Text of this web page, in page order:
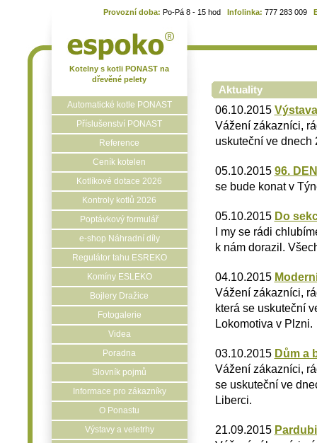
Provozní doba: Po-Pá 8 - 15 hod Infolinka: 777 283 009
Kotelny s kotli PONAST na
dřevěné pelety
Automatické kotle PONAST
Příslušenství PONAST
Reference
Ceník kotelen
Kotlíkové dotace 2026
Kontroly kotlů 2026
Poptávkový formulář
e-shop Náhradní díly
Regulátor tahu ESREKO
Komíny ESLEKO
Bojlery Dražice
Fotogalerie
Videa
Poradna
Slovník pojmů
Informace pro zákazníky
O Ponastu
Výstavy a veletrhy
Aktuality
06.10.2015
Vážení zákazníci,
uskuteční ve dnech
05.10.2015 96.
se bude konat v
05.10.2015 Do
I my se rádi
k nám dorazil.
04.10.2015
Vážení zákazníci,
která se uskuteční
Lokomotiva v Plzni.
03.10.2015 Dům a
Vážení zákazníci,
se uskuteční ve
Liberci.
21.09.2015